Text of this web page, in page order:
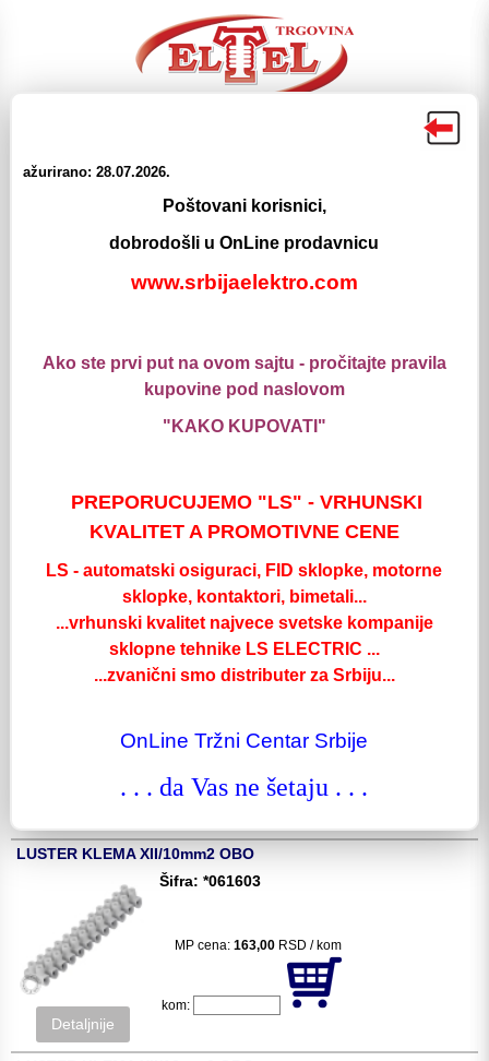
ažurirano: 28.07.2026.
Poštovani korisnici,
dobrodošli u OnLine prodavnicu
www.srbijaelektro.com
Ako ste prvi put na ovom sajtu - pročitajte pravila
kupovine pod naslovom
"KAKO KUPOVATI"
PREPORUCUJEMO "LS" - VRHUNSKI
KVALITET A PROMOTIVNE CENE
LS - automatski osiguraci, FID sklopke, motorne
sklopke, kontaktori, bimetali...
...vrhunski kvalitet najvece svetske kompanije
sklopne tehnike LS ELECTRIC ...
...zvanični smo distributer za Srbiju...
OnLine Tržni Centar Srbije
. . . da Vas ne šetaju . . .
Pretraga Login Korpa
XIIp luster kleme
Luster klema XII/1.0-4mm2 OBO
kom:
LUSTER KLEMA XII/2.5-6mm2 OBO
Šifra: *061581
MP cena: 125,00 RSD / kom
kom:
LUSTER KLEMA XII/10mm2 OBO
Detaljnije
Šifra: *061603
MP cena: 163,00 RSD / kom
kom: